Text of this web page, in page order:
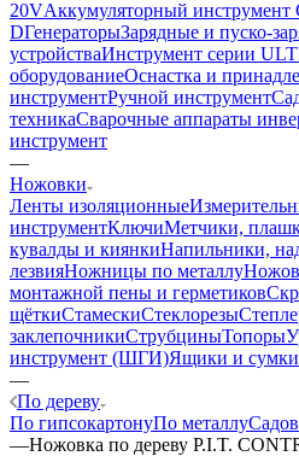
20VАккумуляторный инструмент
DГенераторыЗарядные и пуско-
устройстваИнструмент серии
оборудованиеОснастка и
инструментРучной инструмент
техникаСварочные аппараты
инструмент
—
Ножовки
Ленты изоляционные
инструментКлючиМетчики,
кувалды и киянкиНапильники,
лезвияНожницы по металлу
монтажной пены и герметиков
щёткиСтамескиСтеклорезы
заклепочникиСтрубциныТопоры
инструмент (ШГИ)Ящики и сумки
—
По дереву
По гипсокартонуПо металлу
—Ножовка по дереву P.I.T.